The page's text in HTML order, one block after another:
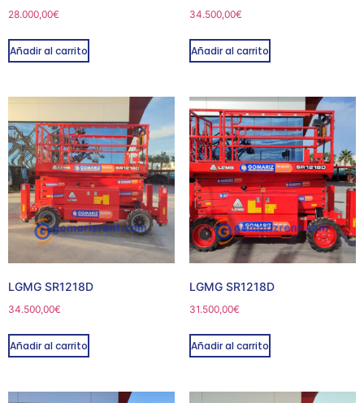
28.000,00€
Añadir al carrito
34.500,00€
Añadir al carrito
LGMG SR1218D
34.500,00€
Añadir al carrito
LGMG SR1218D
31.500,00€
Añadir al carrito